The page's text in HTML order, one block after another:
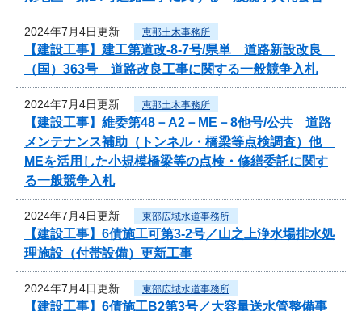
2024年7月4日更新 恵那土木事務所
【建設工事】建工第道改-8-7号/県単 道路新設改良
（国）363号 道路改良工事に関する一般競争入札
2024年7月4日更新 恵那土木事務所
【建設工事】維委第48－A2－ME－8他号/公共 道路
メンテナンス補助（トンネル・橋梁等点検調査）他
MEを活用した小規模橋梁等の点検・修繕委託に関す
る一般競争入札
2024年7月4日更新 東部広域水道事務所
【建設工事】6債施工可第3-2号／山之上浄水場排水処
理施設（付帯設備）更新工事
2024年7月4日更新 東部広域水道事務所
【建設工事】6債施工B2第3号／大容量送水管整備事